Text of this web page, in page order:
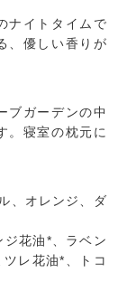
ナイトタイムで
、優しい香りが
ブガーデンの中
。寝室の枕元に
、オレンジ、ダ
花油*、ラベン
レ花油*、トコ